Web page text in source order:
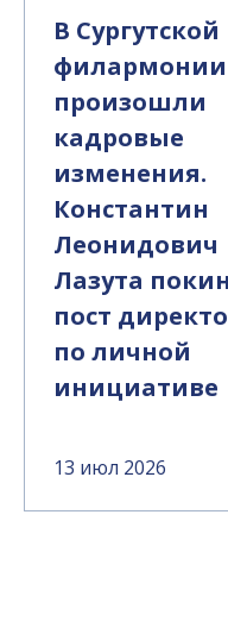
В Сургутской
филармонии
произошли
кадровые
изменения.
Константин
Леонидович
Лазута
пост
по личной
инициативе
13 июл 2026